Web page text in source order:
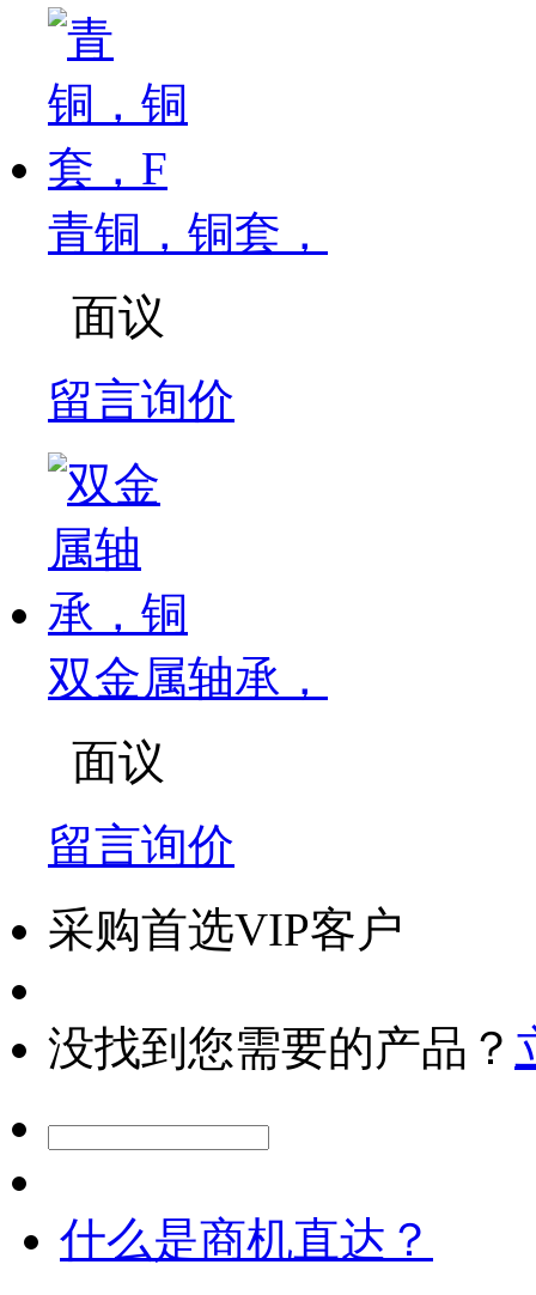
青铜，铜套，
面议
留言询价
双金属轴承，
面议
留言询价
采购首选VIP客户
没找到您需要的产品？
什么是商机直达？